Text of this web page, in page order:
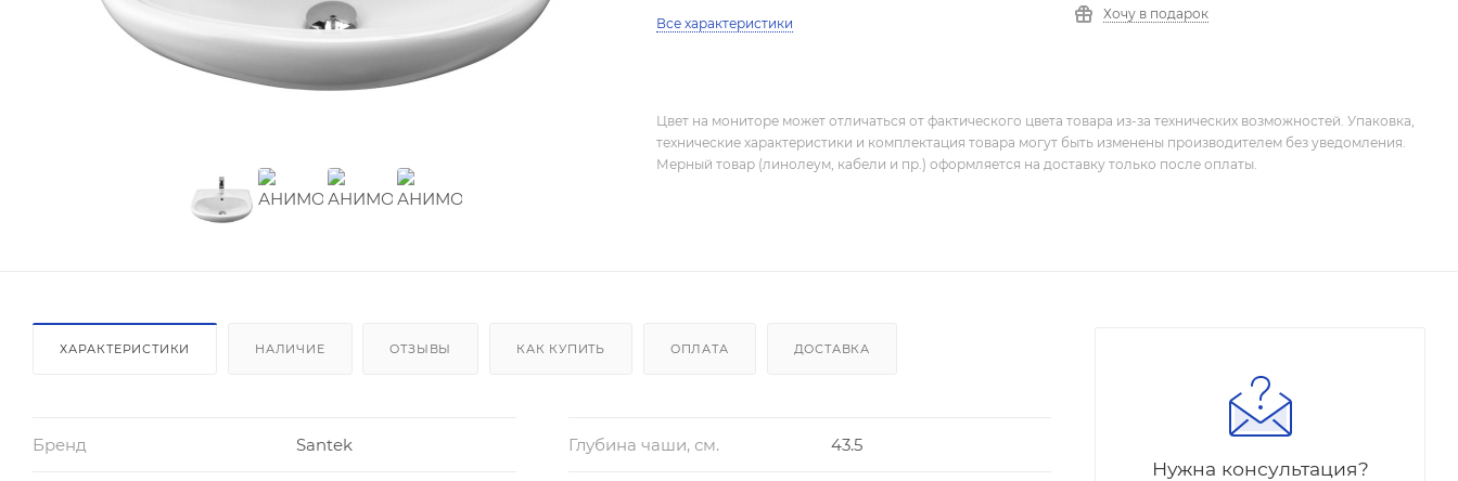
Все характеристики
Хочу в подарок
Цвет на мониторе может отличаться от фактического цвета товара из-за технических возможностей. Упаковка,
технические характеристики и комплектация товара могут быть изменены производителем без уведомления.
Мерный товар (линолеум, кабели и пр.) оформляется на доставку только после оплаты.
ХАРАКТЕРИСТИКИ НАЛИЧИЕ ОТЗЫВЫ КАК КУПИТЬ ОПЛАТА ДОСТАВКА
Бренд Santek Глубина чаши, см. 43.5
Нужна консультация?